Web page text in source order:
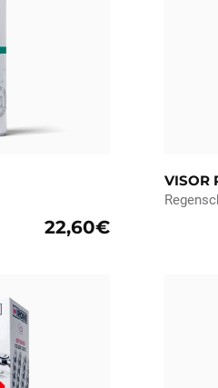
22,60€
VISOR